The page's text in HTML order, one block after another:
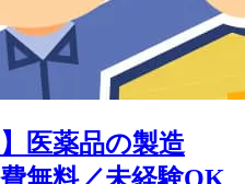
医薬品の製造